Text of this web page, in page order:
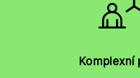
Komplexní